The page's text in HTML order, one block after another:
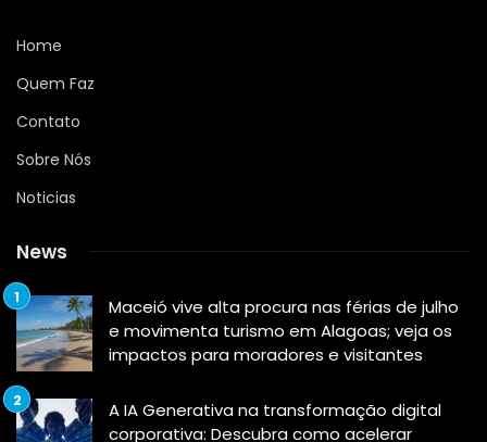
Home
Quem Faz
Contato
Sobre Nós
Noticias
News
Maceió vive alta procura nas férias de julho
e movimenta turismo em Alagoas; veja os
impactos para moradores e visitantes
A IA Generativa na transformação digital
corporativa: Descubra como acelerar